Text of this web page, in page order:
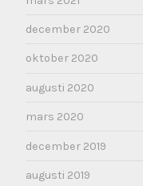
december 2020
oktober 2020
augusti 2020
mars 2020
december 2019
augusti 2019